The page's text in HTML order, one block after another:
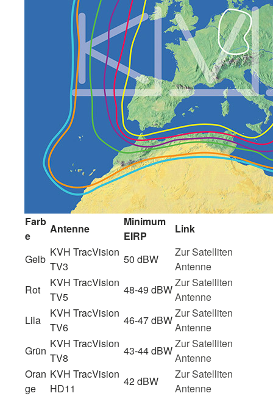
Farb
e
Antenne
Minimum
EIRP
Link
Gelb
KVH TracVision
TV3
50 dBW
Zur Satelliten
Antenne
Rot
KVH TracVision
TV5
48-49 dBW
Zur Satelliten
Antenne
Lila
KVH TracVision
TV6
46-47 dBW
Zur Satelliten
Antenne
Grün
KVH TracVision
TV8
43-44 dBW
Zur Satelliten
Antenne
Oran
ge
KVH TracVision
HD11
42 dBW
Zur Satelliten
Antenne